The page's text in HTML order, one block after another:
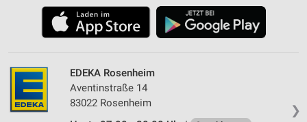
❯
EDEKA Rosenheim
Aventinstraße 14
83022 Rosenheim